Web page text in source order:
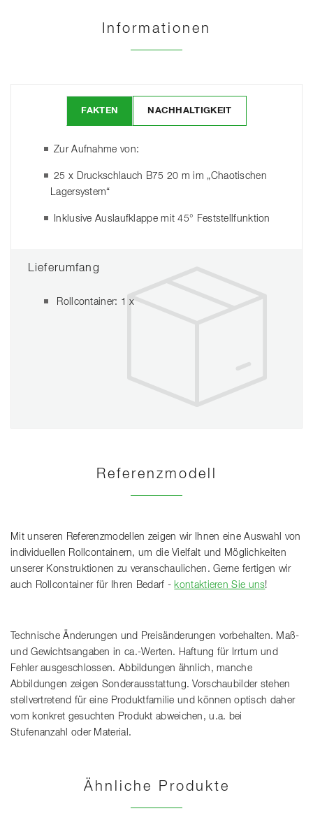
Informationen
FAKTEN NACHHALTIGKEIT
Zur Aufnahme von:
25 x Druckschlauch B75 20 m im „Chaotischen
Lagersystem“
Inklusive Auslaufklappe mit 45° Feststellfunktion
Lieferumfang
Rollcontainer: 1 x
Referenzmodell
Mit unseren Referenzmodellen zeigen wir Ihnen eine Auswahl von
individuellen Rollcontainern, um die Vielfalt und Möglichkeiten
unserer Konstruktionen zu veranschaulichen. Gerne fertigen wir
auch Rollcontainer für Ihren Bedarf - kontaktieren Sie uns!
Technische Änderungen und Preisänderungen vorbehalten. Maß-
und Gewichtsangaben in ca.-Werten. Haftung für Irrtum und
Fehler ausgeschlossen. Abbildungen ähnlich, manche
Abbildungen zeigen Sonderausstattung. Vorschaubilder stehen
stellvertretend für eine Produktfamilie und können optisch daher
vom konkret gesuchten Produkt abweichen, u.a. bei
Stufenanzahl oder Material.
Ähnliche Produkte